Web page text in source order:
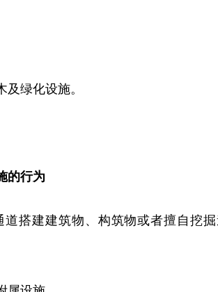
及绿化设施。
的行为
道搭建建筑物、构筑物或者擅自挖